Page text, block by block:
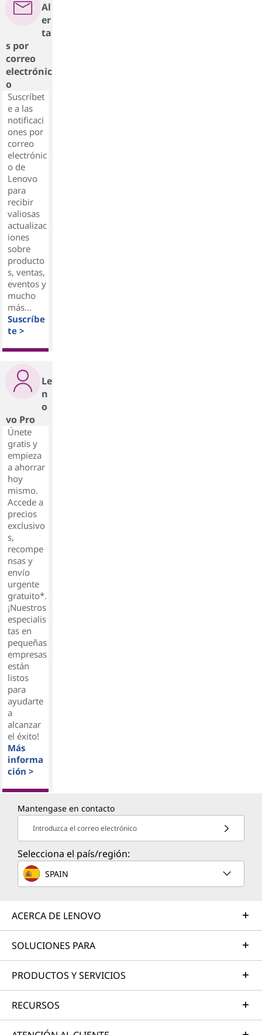
Al
er
ta
s por
correo
electrónic
o
Suscríbet
e a las
notificaci
ones por
correo
electrónic
o de
Lenovo
para
recibir
valiosas
actualizac
iones
sobre
producto
s, ventas,
eventos y
mucho
más...
Suscríbe
te >
Le
n
o
vo Pro
Únete
gratis y
empieza
a ahorrar
hoy
mismo.
Accede a
precios
exclusivo
s,
recompe
nsas y
envío
urgente
gratuito*.
¡Nuestros
especialis
tas en
pequeñas
empresas
están
listos
para
ayudarte
a
alcanzar
el éxito!
Más
informa
ción >
Mantengase en contacto
Introduzca el correo electrónico
Selecciona el país/región:
SPAIN
ACERCA DE LENOVO
SOLUCIONES PARA
PRODUCTOS Y SERVICIOS
RECURSOS